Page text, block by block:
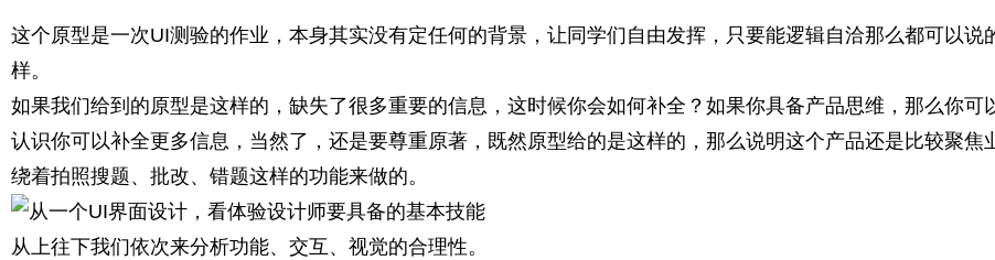
这个原型是一次UI测验的作业，本身其实没有定任何的背景，让同学们自由发挥，只要能逻辑自洽那么都可以
样。
如果我们给到的原型是这样的，缺失了很多重要的信息，这时候你会如何补全？如果你具备产品思维，那么你
认识你可以补全更多信息，当然了，还是要尊重原著，既然原型给的是这样的，那么说明这个产品还是比较聚
绕着拍照搜题、批改、错题这样的功能来做的。
从上往下我们依次来分析功能、交互、视觉的合理性。